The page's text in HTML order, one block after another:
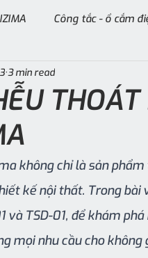
Công tắc - ổ cắm
3 min read
không chỉ là sản
kế nội thất. Trong
và TSD-01, để khám
mọi nhu cầu cho không